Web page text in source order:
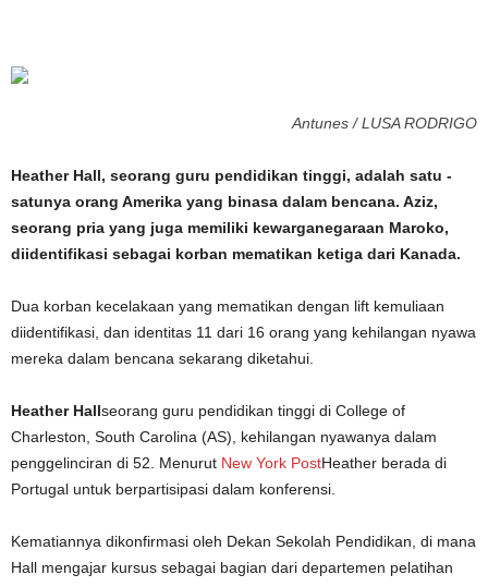
Antunes / LUSA RODRIGO
Heather Hall, seorang guru pendidikan tinggi, adalah satu -
satunya orang Amerika yang binasa dalam bencana. Aziz,
seorang pria yang juga memiliki kewarganegaraan Maroko,
diidentifikasi sebagai korban mematikan ketiga dari Kanada.
Dua korban kecelakaan yang mematikan dengan lift kemuliaan
diidentifikasi, dan identitas 11 dari 16 orang yang kehilangan nyawa
mereka dalam bencana sekarang diketahui.
Heather Hallseorang guru pendidikan tinggi di College of
Charleston, South Carolina (AS), kehilangan nyawanya dalam
penggelinciran di 52. Menurut New York PostHeather berada di
Portugal untuk berpartisipasi dalam konferensi.
Kematiannya dikonfirmasi oleh Dekan Sekolah Pendidikan, di mana
Hall mengajar kursus sebagai bagian dari departemen pelatihan